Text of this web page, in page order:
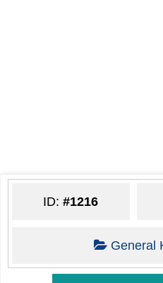
ID:#1216
General